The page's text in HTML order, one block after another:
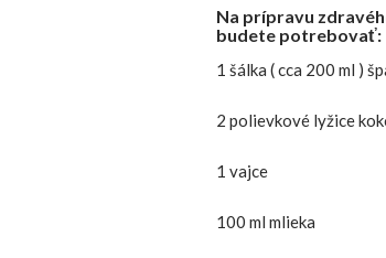
Na prípravu
budete potrebovať:
1 šálka ( cca 200 ml )
2 polievkové lyžice
1 vajce
100 ml mlieka